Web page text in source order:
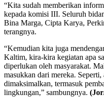
“Kita sudah memberikan
kepada komisi III. Seluruh
Bina Marga, Cipta Karya,
terangnya.
“Kemudian kita juga
Kaltim, kira-kira kegiatan apa
diperlukan oleh masyarakat.
masukkan dari mereka. Seperti,
dimaksimalkan, termasuk
lingkungan,” sambungnya.